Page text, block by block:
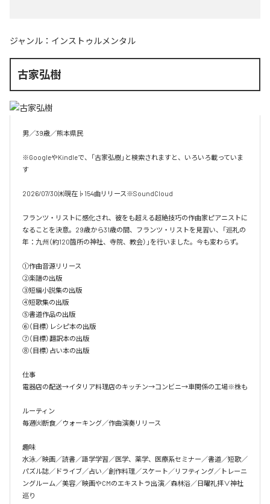
ジャンル： インストゥルメンタル
古家弘樹
男／39歳／熊本県民
※GoogleやKindleで、「古家弘樹」と検索されますと、いろいろ載っていま
す
2026/07/30㈭現在♭154曲リリース※SoundCloud
フランツ・リストに感化され、彼をも超える超絶技巧の作曲家ピアニストに
なることを決意。29歳から31歳の間、フランツ・リストを見習い、「巡礼の
年：九州（約120箇所の神社、寺院、教会）」を行いました。今も変わらず。
①作曲音源リリース
②楽譜の出版
③短編小説集の出版
④短歌集の出版
⑤書道作品の出版
⑥（目標）レシピ本の出版
⑦（目標）翻訳本の出版
⑧（目標）占い本の出版
仕事
電器店の配送→イタリア料理店のキッチン→コンビニ→車関係の工場※株も
ルーティン
毎週㈫断食／ウォーキング／作曲演奏リリース
趣味
水泳／映画／読書／語学学習／医学、薬学、医療系セミナー／書道／短歌／
パズル誌／ドライブ／占い／創作料理／スケート／リフティング／トレーニ
ングルーム／美容／映画やCMのエキストラ出演／森林浴／日曜礼拝∨神社
巡り